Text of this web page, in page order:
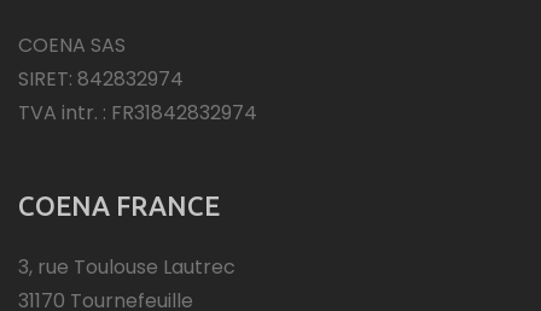
COENA SAS
SIRET: 842832974
TVA intr. : FR31842832974
COENA FRANCE
3, rue Toulouse Lautrec
31170 Tournefeuille